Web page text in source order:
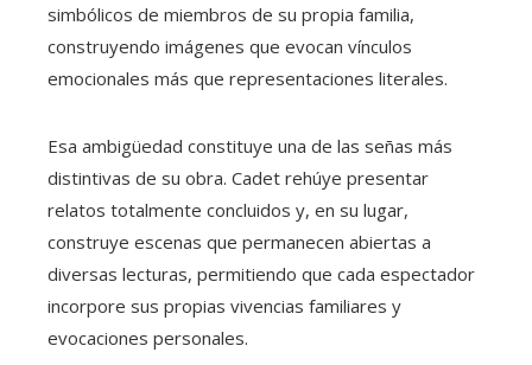
simbólicos de miembros de su propia familia,
construyendo imágenes que evocan vínculos
emocionales más que representaciones literales.
Esa ambigüedad constituye una de las señas más
distintivas de su obra. Cadet rehúye presentar
relatos totalmente concluidos y, en su lugar,
construye escenas que permanecen abiertas a
diversas lecturas, permitiendo que cada espectador
incorpore sus propias vivencias familiares y
evocaciones personales.